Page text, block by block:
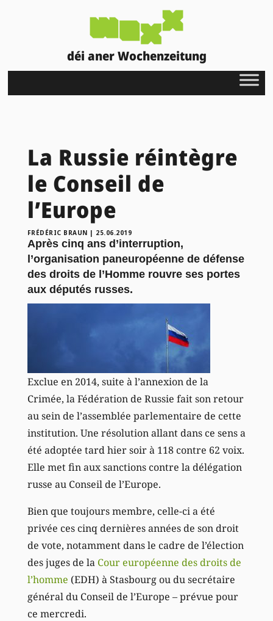
déi aner Wochenzeitung
La Russie réintègre
le Conseil de
l’Europe
FRÉDÉRIC BRAUN | 25.06.2019
Après cinq ans d’interruption,
l’organisation paneuropéenne de défense
des droits de l’Homme rouvre ses portes
aux députés russes.
Exclue en 2014, suite à l’annexion de la
Crimée, la Fédération de Russie fait son retour
au sein de l’assemblée parlementaire de cette
institution. Une résolution allant dans ce sens a
été adoptée tard hier soir à 118 contre 62 voix.
Elle met fin aux sanctions contre la délégation
russe au Conseil de l’Europe.
Bien que toujours membre, celle-ci a été
privée ces cinq dernières années de son droit
de vote, notamment dans le cadre de l’élection
des juges de la Cour européenne des droits de
l’homme (EDH) à Stasbourg ou du secrétaire
général du Conseil de l’Europe – prévue pour
ce mercredi.